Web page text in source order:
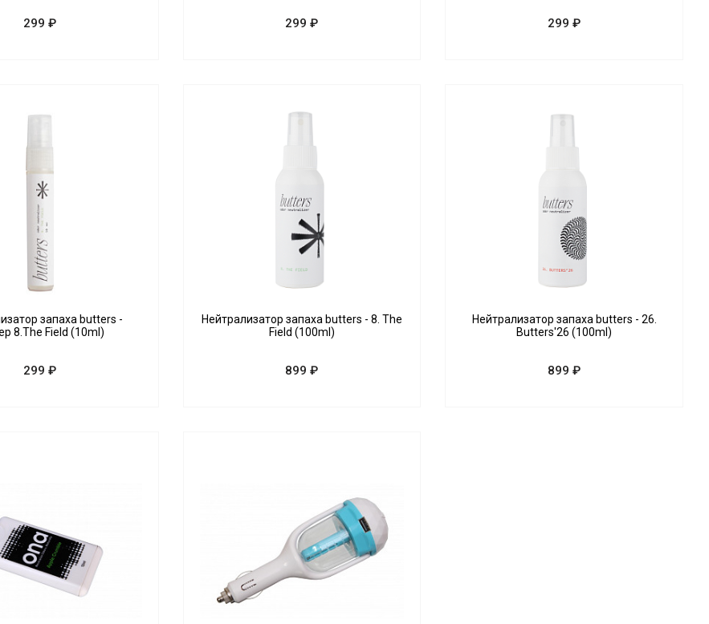
299 ₽ 299 ₽ 299 ₽
запаха butters -
8.The Field (10ml)
299 ₽
Нейтрализатор запаха butters - 8. The
Field (100ml)
899 ₽
Нейтрализатор запаха butters - 26.
Butters'26 (100ml)
899 ₽